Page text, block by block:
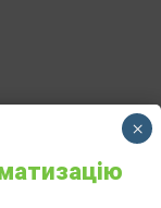
×